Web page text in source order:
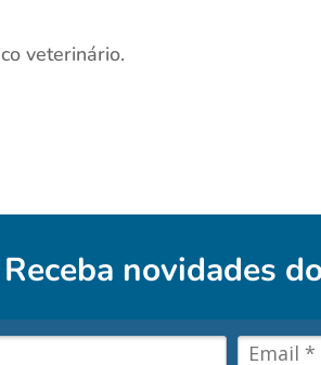
veterinário.
Receba novidades